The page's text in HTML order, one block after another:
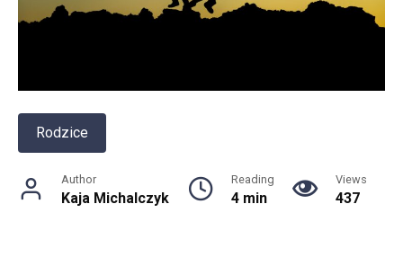
Rodzice
Author
Kaja Michalczyk
Reading
4 min
Views
437